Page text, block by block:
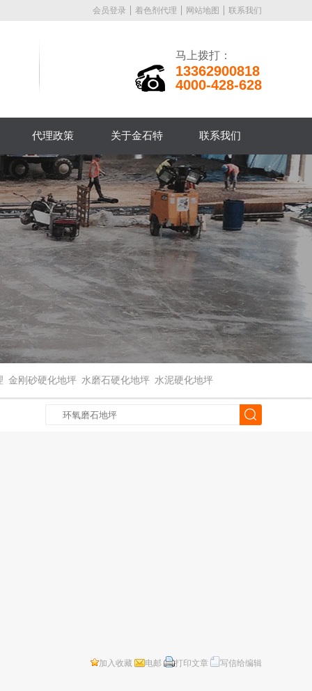
会员登录 着色剂代理 网站地图 联系我们
马上拨打：
13362900818
4000-428-628
代理政策 关于金石特 联系我们
金刚砂硬化地坪 水磨石硬化地坪 水泥硬化地坪
加入收藏 电邮 打印文章 写信给编辑